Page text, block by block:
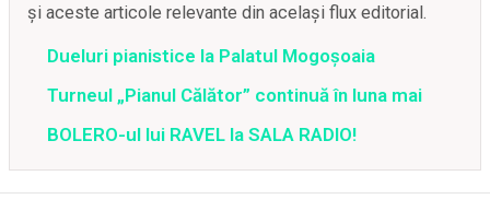
și aceste articole relevante din același flux editorial.
Dueluri pianistice la Palatul Mogoșoaia
Turneul „Pianul Călător” continuă în luna mai
BOLERO-ul lui RAVEL la SALA RADIO!